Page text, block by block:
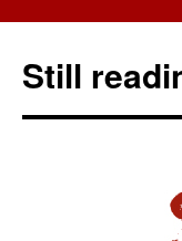
Still